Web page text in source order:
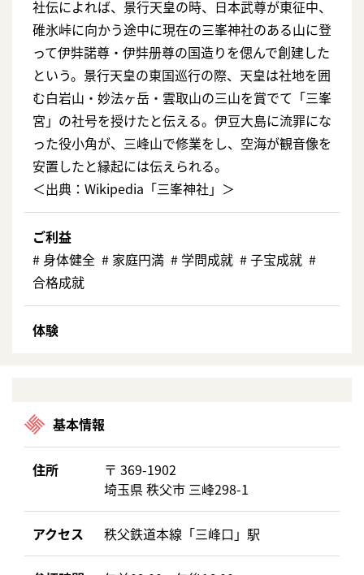
社伝によれば、景行天皇の時、日本武尊が東征中、
碓氷峠に向かう途中に現在の三峯神社のある山に登
って伊弉諾尊・伊弉册尊の国造りを偲んで創建した
という。景行天皇の東国巡行の際、天皇は社地を囲
む白岩山・妙法ヶ岳・雲取山の三山を賞でて「三峯
宮」の社号を授けたと伝える。伊豆大島に流罪にな
った役小角が、三峰山で修業をし、空海が観音像を
安置したと縁起には伝えられる。
＜出典：Wikipedia「三峯神社」＞
ご利益
# ⾝体健全 # 家庭円満 # 学問成就 # ⼦宝成就 #
合格成就
体験
基本情報
住所
〒 369-1902
埼玉県 秩父市 三峰298-1
アクセス 秩父鉄道本線「三峰口」駅